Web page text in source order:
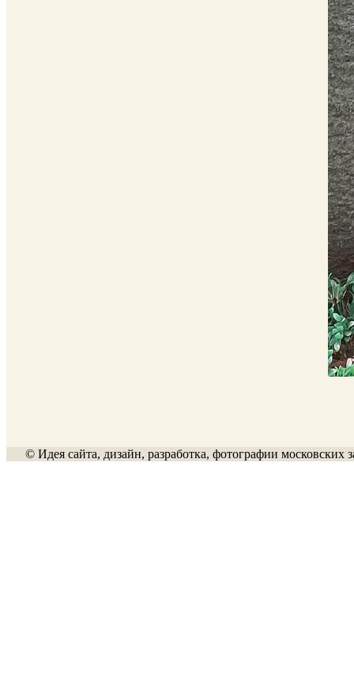
© Идея сайта, дизайн, разработка, фотографии московских